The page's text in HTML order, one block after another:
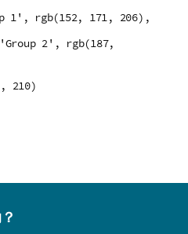
1', rgb(152, 171, 206),
2', rgb(187,
210)